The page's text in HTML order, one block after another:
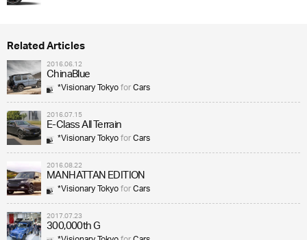
Related Articles
2016.06.12
ChinaBlue
*Visionary TokyoforCars
2016.07.15
E-Class All Terrain
*Visionary TokyoforCars
2016.08.22
MANHATTAN EDITION
*Visionary TokyoforCars
2017.07.23
300,000th G